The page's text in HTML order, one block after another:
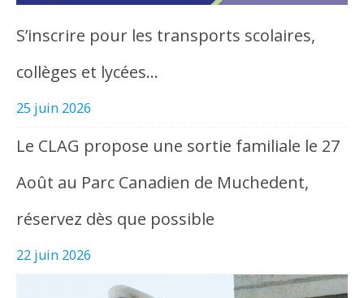
S’inscrire pour les transports scolaires,
collèges et lycées…
25 juin 2026
Le CLAG propose une sortie familiale le 27
Août au Parc Canadien de Muchedent,
réservez dès que possible
22 juin 2026